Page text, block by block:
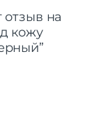
отзыв на
кожу